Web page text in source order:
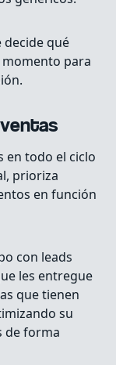
decide qué
para
en todo el ciclo
prioriza
en función
con leads
les entregue
que tienen
su
de forma